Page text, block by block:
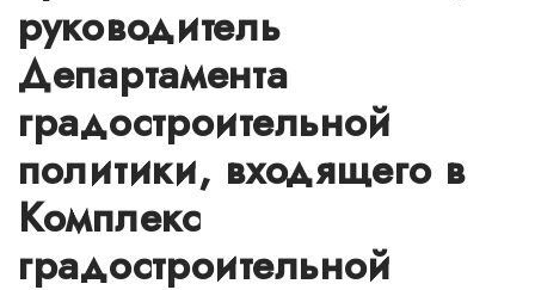
руководитель
Департамента
градостроительной
политики, входящего в
Комплекс
градостроительной